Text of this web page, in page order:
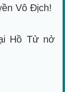
Vô Địch!
Hồ Tử nở